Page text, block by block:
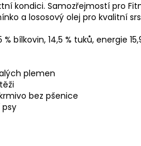
kondici. Samozřejmostí pro
a lososový olej pro kvalitní
bílkovin, 14,5 % tuků, energie
plemen
bez pšenice